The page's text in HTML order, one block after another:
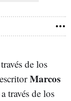
de los
Marcos
través de los